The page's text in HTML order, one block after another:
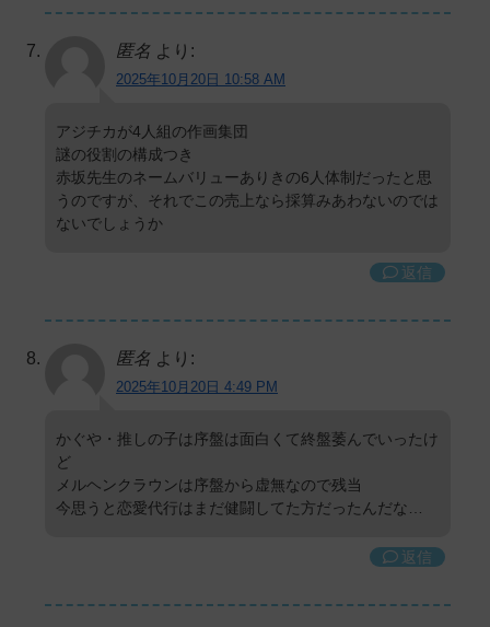
匿名 より:
2025年10月20日 10:58 AM
アジチカが4人組の作画集団
謎の役割の構成つき
赤坂先生のネームバリューありきの6人体制だったと思
うのですが、それでこの売上なら採算みあわないのでは
ないでしょうか
返信
匿名 より:
2025年10月20日 4:49 PM
かぐや・推しの子は序盤は面白くて終盤萎んでいったけ
ど
メルヘンクラウンは序盤から虚無なので残当
今思うと恋愛代行はまだ健闘してた方だったんだな…
返信